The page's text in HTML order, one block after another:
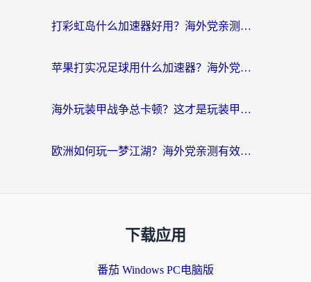
打彩虹岛什么加速器好用？海外党亲测的国服游戏加速终极指南
苹果打实况足球用什么加速器？海外党亲测有效的国服游戏加速指南
海外玩装甲战争总卡顿？这才是玩装甲战争最好的加速器（附马来西亚玩重装上阵攻略）
欧洲如何玩一梦江湖？海外党亲测有效的国服游戏加速指南
下载应用
番茄 Windows PC电脑版